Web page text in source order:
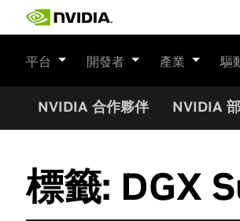
平台 開發者 產業 驅
NVIDIA 合作夥伴 NVIDIA
標籤: DGX